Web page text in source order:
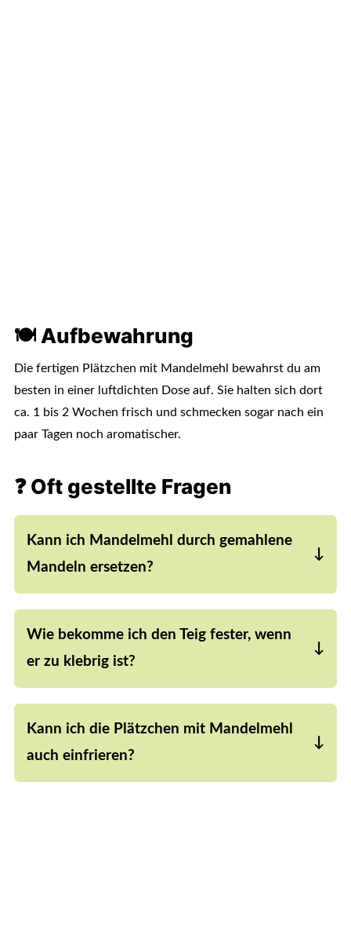
🍽 Aufbewahrung
Die fertigen Plätzchen mit Mandelmehl bewahrst du am
besten in einer luftdichten Dose auf. Sie halten sich dort
ca. 1 bis 2 Wochen frisch und schmecken sogar nach ein
paar Tagen noch aromatischer.
❓ Oft gestellte Fragen
Kann ich Mandelmehl durch gemahlene
Mandeln ersetzen?
Nein, das funktioniert nicht. Entöltes
Mandelmehl bindet viel Flüssigkeit, während
gemahlene Mandeln deutlich fetter sind. Dadurch
würde der Teig zu weich werden.
Wie bekomme ich den Teig fester, wenn
er zu klebrig ist?
Das passiert meist, wenn zu wenig Mandelmehl
im Verhältnis verwendet wurde. Gib etwas mehr
Mandelmehl dazu und kühle den Teig gut durch.
Kann ich die Plätzchen mit Mandelmehl
auch einfrieren?
Ja, sowohl der rohe Teig als auch die fertig